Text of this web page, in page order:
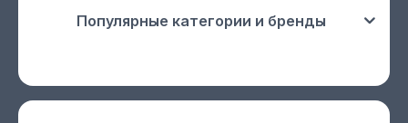
Популярные категории и бренды